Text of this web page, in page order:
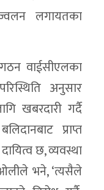
लगायतका
वाईसीएलका
अनुसार
खबरदारी गर्दै
प्राप्त
छ, व्यवस्था
भने, ‘त्यसैले